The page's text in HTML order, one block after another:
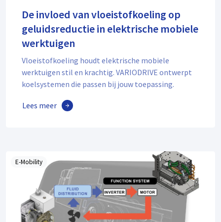
De invloed van vloeistofkoeling op
geluidsreductie in elektrische mobiele
werktuigen
Vloeistofkoeling houdt elektrische mobiele
werktuigen stil en krachtig. VARIODRIVE ontwerpt
koelsystemen die passen bij jouw toepassing.
Lees meer
E-Mobility